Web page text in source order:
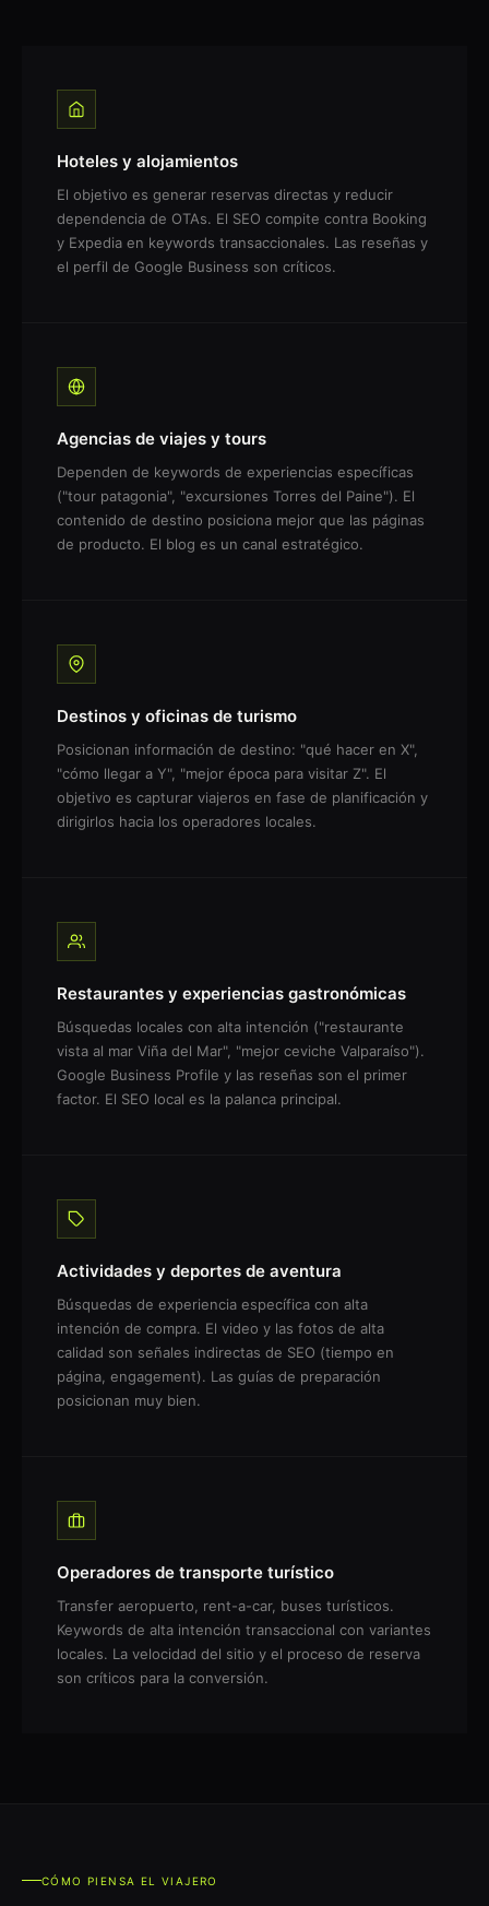
Hoteles y alojamientos
El objetivo es generar reservas directas y reducir
dependencia de OTAs. El SEO compite contra Booking
y Expedia en keywords transaccionales. Las reseñas y
el perfil de Google Business son críticos.
Agencias de viajes y tours
Dependen de keywords de experiencias específicas
("tour patagonia", "excursiones Torres del Paine"). El
contenido de destino posiciona mejor que las páginas
de producto. El blog es un canal estratégico.
Destinos y oficinas de turismo
Posicionan información de destino: "qué hacer en X",
"cómo llegar a Y", "mejor época para visitar Z". El
objetivo es capturar viajeros en fase de planificación y
dirigirlos hacia los operadores locales.
Restaurantes y experiencias gastronómicas
Búsquedas locales con alta intención ("restaurante
vista al mar Viña del Mar", "mejor ceviche Valparaíso").
Google Business Profile y las reseñas son el primer
factor. El SEO local es la palanca principal.
Actividades y deportes de aventura
Búsquedas de experiencia específica con alta
intención de compra. El video y las fotos de alta
calidad son señales indirectas de SEO (tiempo en
página, engagement). Las guías de preparación
posicionan muy bien.
Operadores de transporte turístico
Transfer aeropuerto, rent-a-car, buses turísticos.
Keywords de alta intención transaccional con variantes
locales. La velocidad del sitio y el proceso de reserva
son críticos para la conversión.
CÓMO PIENSA EL VIAJERO